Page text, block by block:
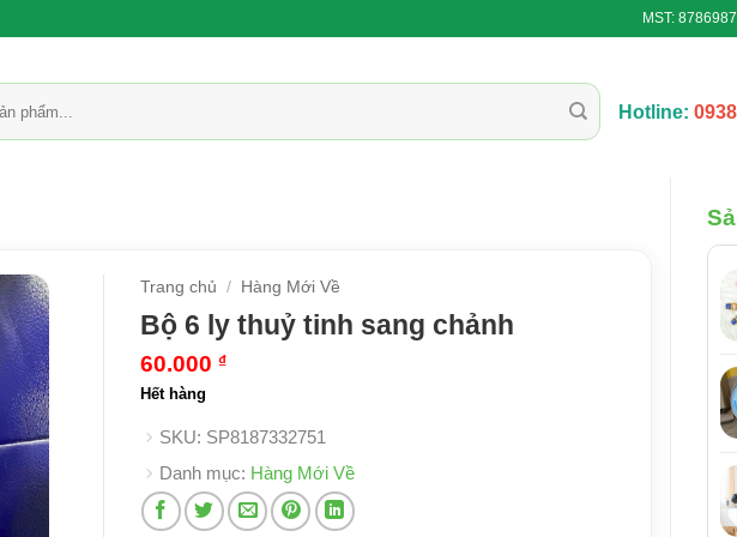
MST:
Hotline:
Trang chủ / Hàng Mới Về
Bộ 6 ly thuỷ tinh sang chảnh
60.000 ₫
Hết hàng
SKU: SP8187332751
Danh mục: Hàng Mới Về